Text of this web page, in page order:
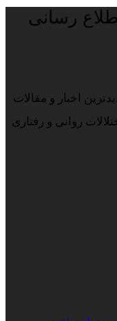
رسانی
اخبار و مقالات
روانی و رفتاری